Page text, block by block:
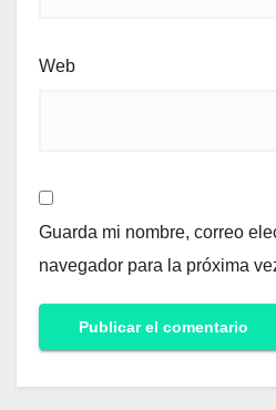
Web
Guarda mi nombre, correo
navegador para la próxima